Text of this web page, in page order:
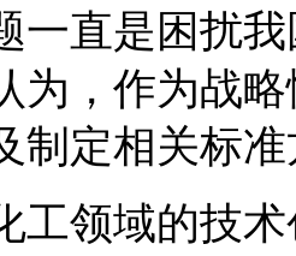
一直是困扰
为，作为战
制定相关标
工领域的技